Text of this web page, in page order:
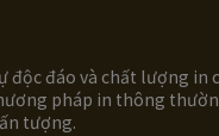
đáo và chất lượng
pháp in thông
tượng.